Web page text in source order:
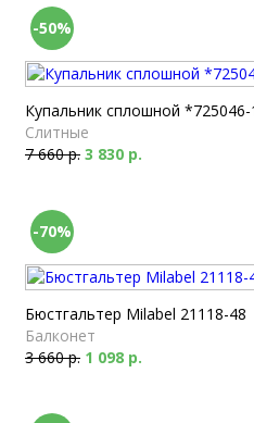
-50%
Купальник сплошной *725046-
Слитные
7 660 р. 3 830 р.
-70%
Бюстгальтер Milabel 21118-48
Балконет
3 660 р. 1 098 р.